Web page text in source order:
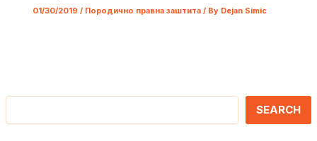
01/30/2019 / Породично правна заштита/ By Dejan Simic
Претрага
SEARCH